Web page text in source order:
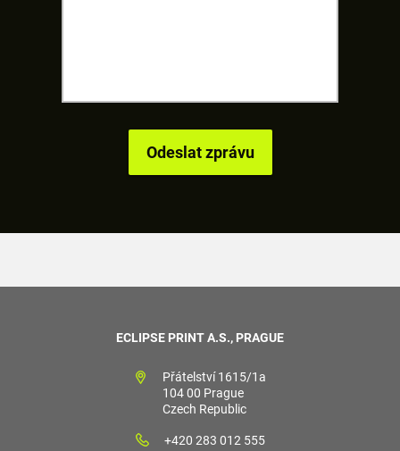
ECLIPSE PRINT A.S., PRAGUE
Přátelství 1615/1a
104 00 Prague
Czech Republic
+420 283 012 555